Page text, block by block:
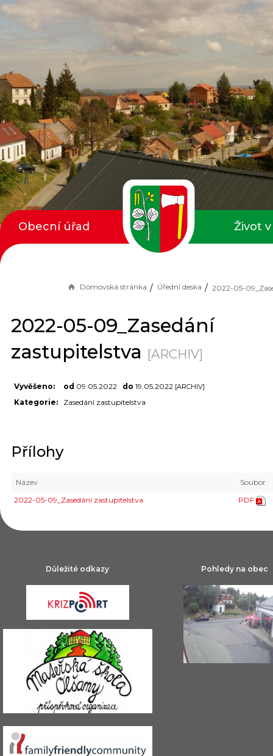
Domovská stránka Úřední deska
2022-05-09_Zasedání
zastupitelstva [ARCHIV]
Vyvěšeno: od 09.05.2022 do 19.05.2022 [ARCHIV]
Kategorie: Zasedání zastupitelstva
Přílohy
Název
Soubor
2022-05-09_Zasedání zastupitelstva
PDF
Obecní úřad Život
Důležité odkazy Pohledy na obec